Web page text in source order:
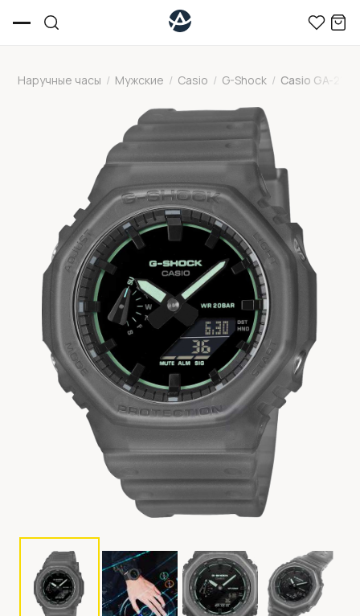
Наручные часы / Мужские / Casio / G-Shock / Casio GA-